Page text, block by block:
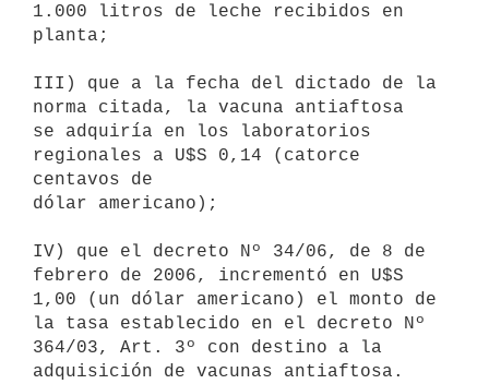
1.000 litros de leche recibidos en
planta;
III) que a la fecha del dictado de la
norma citada, la vacuna antiaftosa
se adquiría en los laboratorios
regionales a U$S 0,14 (catorce
centavos de
dólar americano);
IV) que el decreto Nº 34/06, de 8 de
febrero de 2006, incrementó en U$S
1,00 (un dólar americano) el monto de
la tasa establecido en el decreto Nº
364/03, Art. 3º con destino a la
adquisición de vacunas antiaftosa.